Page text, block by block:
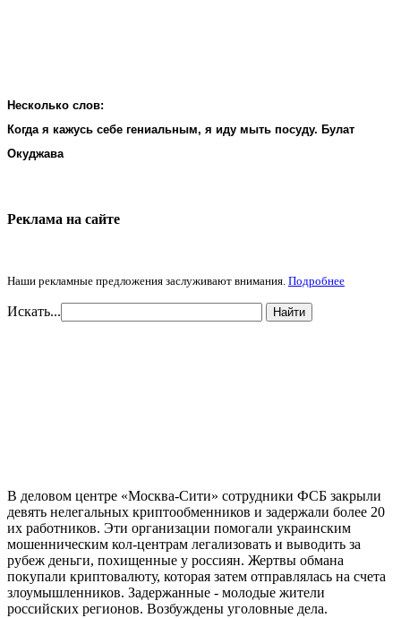
Несколько слов:
Когда я кажусь себе гениальным, я иду мыть посуду. Булат
Окуджава
Реклама на cайте
Наши рекламные предложения заслуживают внимания. Подробнее
Искать... Найти
В деловом центре «Москва-Сити» сотрудники ФСБ закрыли
девять нелегальных криптообменников и задержали более 20
их работников. Эти организации помогали украинским
мошенническим кол-центрам легализовать и выводить за
рубеж деньги, похищенные у россиян. Жертвы обмана
покупали криптовалюту, которая затем отправлялась на счета
злоумышленников. Задержанные - молодые жители
российских регионов. Возбуждены уголовные дела.